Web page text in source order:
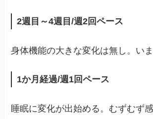
2週目～4週目/週2回ペース
身体機能の大きな変化は無し。いま
1か月経過/週1回ペース
睡眠に変化が出始める。むずむず